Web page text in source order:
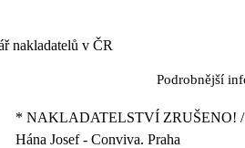
nakladatelů v ČR
Podrobnější
* NAKLADATELSTVÍ ZRUŠENO!
Hána Josef - Conviva. Praha